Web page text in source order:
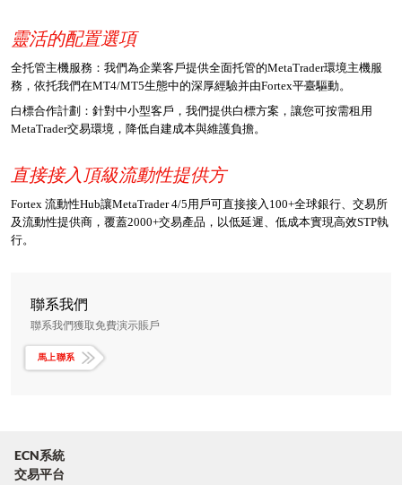
靈活的配置選項
全托管主機服務：我們為企業客戶提供全面托管的MetaTrader環境主機服
務，依托我們在MT4/MT5生態中的深厚經驗并由Fortex平臺驅動。
白標合作計劃：針對中小型客戶，我們提供白標方案，讓您可按需租用
MetaTrader交易環境，降低自建成本與維護負擔。
直接接入頂級流動性提供方
Fortex 流動性Hub讓MetaTrader 4/5用戶可直接接入100+全球銀行、交易所
及流動性提供商，覆蓋2000+交易產品，以低延遲、低成本實現高效STP執
行。
聯系我們
聯系我們獲取免費演示賬戶
馬上聯系
ECN系統
交易平台